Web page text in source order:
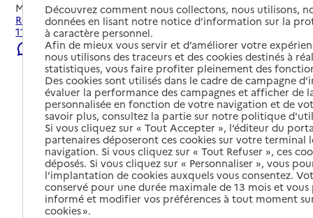
Mis à jour le23/07/2026
Rechercher les établissements et services autour de Paris
11e Arrondissement.
Signaler une erreur
Découvrez comment nous collectons, nous utilisons,
données en lisant notre notice d’information sur la
à caractère personnel.
Afin de mieux vous servir et d’améliorer votre
nous utilisons des traceurs et des cookies destinés à
statistiques, vous faire profiter pleinement des
Des cookies sont utilisés dans le cadre de campagne
évaluer la performance des campagnes et afficher de
personnalisée en fonction de votre navigation et de
savoir plus, consultez la partie sur notre politique
Si vous cliquez sur « Tout Accepter », l’éditeur du
partenaires déposeront ces cookies sur votre terminal
navigation. Si vous cliquez sur « Tout Refuser », ces
déposés. Si vous cliquez sur « Personnaliser », vous
l’implantation de cookies auxquels vous consentez.
conservé pour une durée maximale de 13 mois et
informé et modifier vos préférences à tout moment
cookies ».